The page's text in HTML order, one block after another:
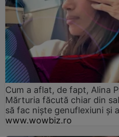
Cum a aflat, de fapt, Alina
Mărturia făcută chiar din
să fac niște genuflexiuni și
www.wowbiz.ro